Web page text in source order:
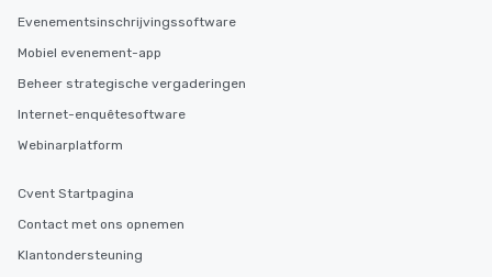
Evenementsinschrijvingssoftware
Mobiel evenement-app
Beheer strategische vergaderingen
Internet-enquêtesoftware
Webinarplatform
Cvent Startpagina
Contact met ons opnemen
Klantondersteuning